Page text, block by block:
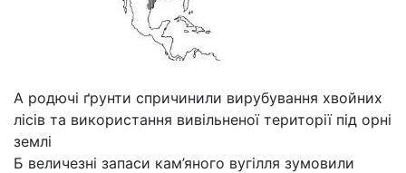
А родючі ґрунти спричинили вирубування хвойних
лісів та використання вивільненої території під орні
землі
Б величезні запаси кам’яного вугілля зумовили